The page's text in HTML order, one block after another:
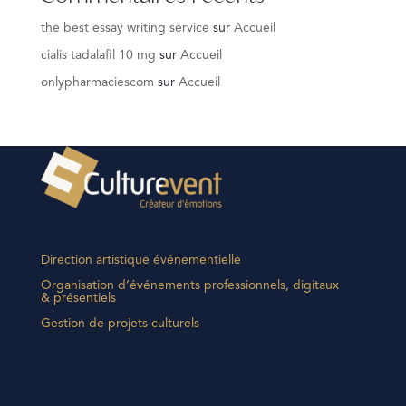
the best essay writing service sur Accueil
cialis tadalafil 10 mg sur Accueil
onlypharmaciescom sur Accueil
Direction artistique événementielle
Organisation d’événements professionnels, digitaux
& présentiels
Gestion de projets culturels